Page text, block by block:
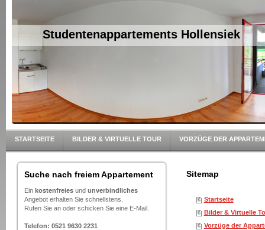
STARTSEITE BILDER & VIRTUELLE TOUR VORZÜGE DER
Suche nach freiem Appartement
Ein kostenfreies und unverbindliches
Angebot erhalten Sie schnellstens.
Rufen Sie an oder schicken Sie eine E-Mail.
Telefon: 0521 9630 2231
Sitemap
Startseite
Bilder & Virtuelle
Vorzüge der